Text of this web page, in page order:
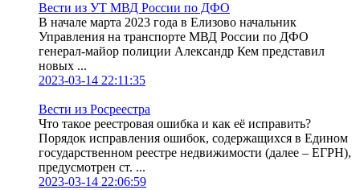
Вести из УТ МВД России по ДФО
В начале марта 2023 года в Елизово начальник
Управления на транспорте МВД России по ДФО
генерал-майор полиции Александр Кем представил
новых ...
2023-03-14 22:11:35
Вести из Росреестра
Что такое реестровая ошибка и как её исправить?
Порядок исправления ошибок, содержащихся в Едином
государственном реестре недвижимости (далее – ЕГРН),
предусмотрен ст. ...
2023-03-14 22:06:59